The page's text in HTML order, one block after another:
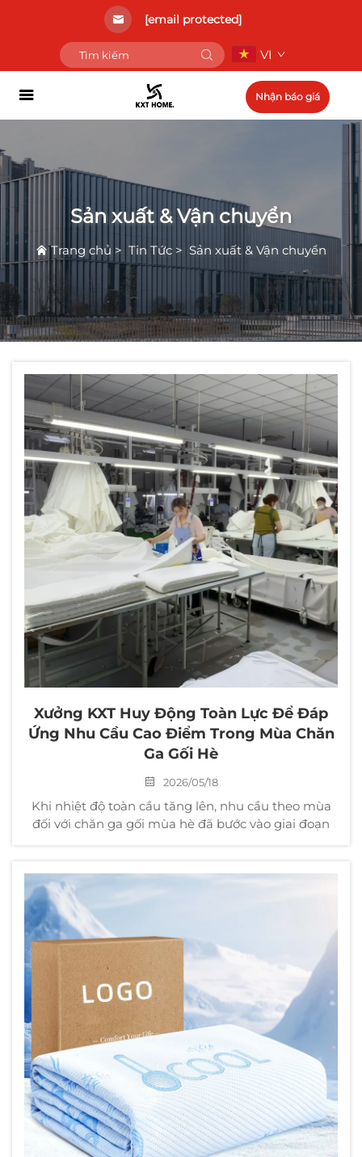
[email protected]
VI
Nhận báo giá
Sản xuất & Vận chuyển
Trang chủ > Tin Tức > Sản xuất & Vận chuyển
Xưởng KXT Huy Động Toàn Lực Để Đáp
Ứng Nhu Cầu Cao Điểm Trong Mùa Chăn
Ga Gối Hè
2026/05/18
Khi nhiệt độ toàn cầu tăng lên, nhu cầu theo mùa
đối với chăn ga gối mùa hè đã bước vào giai đoạn
da đã trở thành mặt hàng dự trữ bắt buộc theo
mùa đối với các nhà bán lẻ lớn, các nền tảng
thương mại điện tử xuyên biên giới và các nhà phân